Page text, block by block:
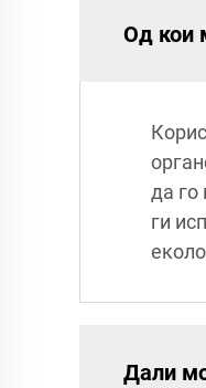
Од кои
да го
ги
Дали